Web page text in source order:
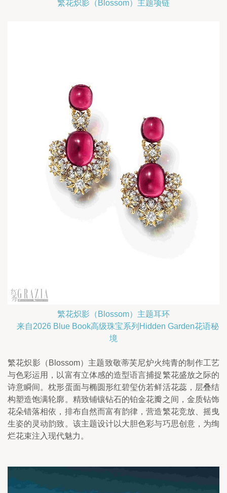
繁花炽影（Blossom）主题项链
繁花炽影（Blossom）主题耳环
来自2026 Blue Book高级珠宝系列Hidden Garden花语秘
境
繁花炽影（Blossom）主题致敬蒂芙尼炉火纯青的制作工艺
与色彩运用，以富有立体感的造型语言捕捉繁花盛放之际的
诗意瞬间。枕形蛋面与椭圆形红碧玺仿若鲜活花蕊，层叠结
构塑造饱满轮廓。精致铺镶钻石的铂金花瓣之间，金质钻饰
花朵错落相依，排布自然而富有韵律，营造繁花竞放、摇曳
生姿的灵动韵致。该主题设计以大胆色彩与巧思创意，为绚
烂花束注入现代魅力。